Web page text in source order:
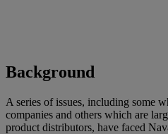
Background
A series of issues, including some
companies and others which are
product distributors, have faced